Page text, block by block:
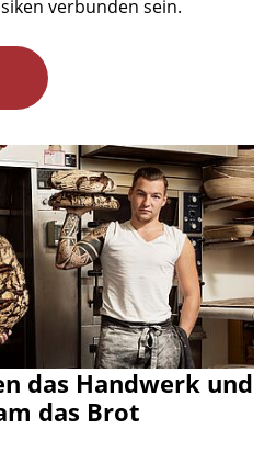
verbunden sein.
das Handwerk und
das Brot